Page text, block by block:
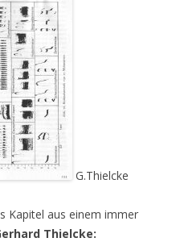
G.Thielcke
Kapitel aus einem immer
Thielcke: